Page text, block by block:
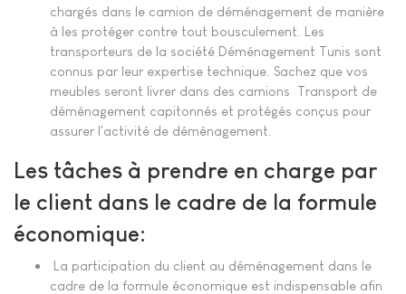
chargés dans le camion de déménagement de manière
à les protéger contre tout bousculement. Les
transporteurs de la société Déménagement Tunis sont
connus par leur expertise technique. Sachez que vos
meubles seront livrer dans des camions Transport de
déménagement capitonnés et protégés conçus pour
assurer l'activité de déménagement.
Les tâches à prendre en charge par
le client dans le cadre de la formule
économique:
La participation du client au déménagement dans le
cadre de la formule économique est indispensable afin